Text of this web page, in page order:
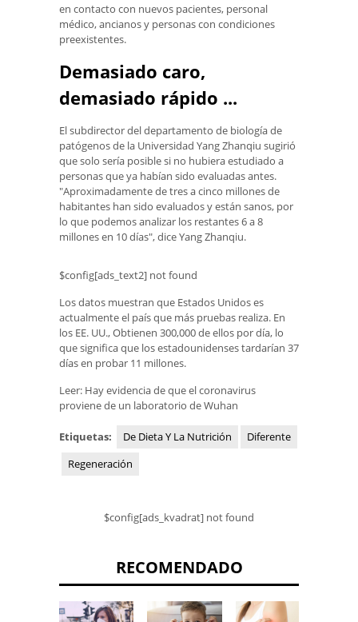
en contacto con nuevos pacientes, personal
médico, ancianos y personas con condiciones
preexistentes.
Demasiado caro,
demasiado rápido ...
El subdirector del departamento de biología de
patógenos de la Universidad Yang Zhanqiu sugirió
que solo sería posible si no hubiera estudiado a
personas que ya habían sido evaluadas antes.
"Aproximadamente de tres a cinco millones de
habitantes han sido evaluados y están sanos, por
lo que podemos analizar los restantes 6 a 8
millones en 10 días", dice Yang Zhanqiu.
$config[ads_text2] not found
Los datos muestran que Estados Unidos es
actualmente el país que más pruebas realiza. En
los EE. UU., Obtienen 300,000 de ellos por día, lo
que significa que los estadounidenses tardarían 37
días en probar 11 millones.
Leer: Hay evidencia de que el coronavirus
proviene de un laboratorio de Wuhan
Etiquetas: De Dieta Y La Nutrición
Diferente
Regeneración
$config[ads_kvadrat] not found
RECOMENDADO